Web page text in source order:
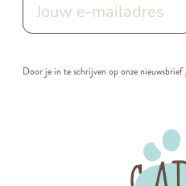
Door je in te schrijven op onze nieuwsbrief